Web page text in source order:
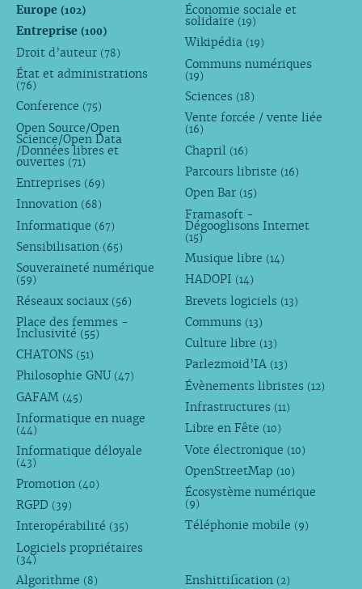
Europe (102)
Entreprise (100)
Droit d’auteur (78)
État et administrations
(76)
Conference (75)
Open Source/Open
Science/Open Data
/Données libres et
ouvertes (71)
Entreprises (69)
Innovation (68)
Informatique (67)
Sensibilisation (65)
Souveraineté numérique
(59)
Réseaux sociaux (56)
Place des femmes -
Inclusivité (55)
CHATONS (51)
Philosophie GNU (47)
GAFAM (45)
Informatique en nuage
(44)
Informatique déloyale
(43)
Promotion (40)
RGPD (39)
Interopérabilité (35)
Logiciels propriétaires
(34)
Économie sociale et
solidaire (19)
Wikipédia (19)
Communs numériques
(19)
Sciences (18)
Vente forcée / vente liée
(16)
Chapril (16)
Parcours libriste (16)
Open Bar (15)
Framasoft -
Dégooglisons Internet
(15)
Musique libre (14)
HADOPI (14)
Brevets logiciels (13)
Communs (13)
Culture libre (13)
Parlezmoid’IA (13)
Évènements libristes (12)
Infrastructures (11)
Libre en Fête (10)
Vote électronique (10)
OpenStreetMap (10)
Écosystème numérique
(9)
Téléphonie mobile (9)
Algorithme (8) Enshittification (2)